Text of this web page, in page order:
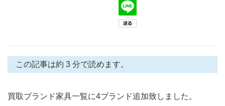
この記事は約 3 分で読めます。
買取ブランド家具一覧に4ブランド追加致しました。